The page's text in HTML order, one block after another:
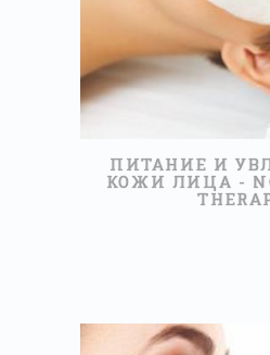
ПИТАНИЕ И
КОЖИ ЛИЦА -